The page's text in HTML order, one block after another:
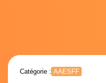
Catégorie : AAESFF